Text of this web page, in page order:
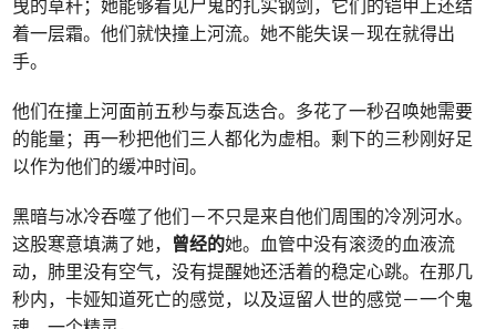
曳的草秆；她能够看见尸鬼的扎实钢剑，它们的铠甲上还结
着一层霜。他们就快撞上河流。她不能失误－现在就得出
手。
他们在撞上河面前五秒与泰瓦迭合。多花了一秒召唤她需要
的能量；再一秒把他们三人都化为虚相。剩下的三秒刚好足
以作为他们的缓冲时间。
黑暗与冰冷吞噬了他们－不只是来自他们周围的冷冽河水。
这股寒意填满了她， 曾经的她。血管中没有滚烫的血液流
动，肺里没有空气，没有提醒她还活着的稳定心跳。在那几
秒内，卡娅知道死亡的感觉，以及逗留人世的感觉－一个鬼